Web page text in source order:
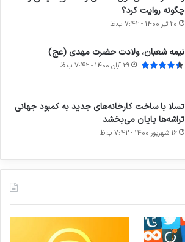
چگونه روایت کرد؟
20 تیر 1400 - 7:42 ب.ظ
نیمه شعبان، ولادت حضرت مهدی (عج)
29 آبان 1400 - 7:42 ب.ظ
تسلا با ساخت کارخانه‌های جدید به کمبود جهانی
تراشه‌ها پایان می‌بخشد
16 شهریور 1400 - 7:42 ب.ظ